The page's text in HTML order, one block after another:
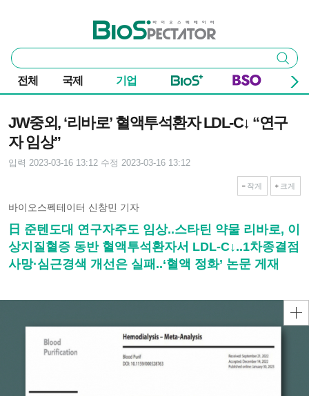
바이오스펙테이터
통
합
검
색
검색
전체 국제 기업
JW중외, ‘리바로’ 혈액투석환자 LDL-C↓ “연구
자 임상”
입력 2023-03-16 13:12 수정 2023-03-16 13:12
작게 크게
바이오스펙테이터 신창민 기자
日 준텐도대 연구자주도 임상..스타틴 약물 리바로, 이
상지질혈증 동반 혈액투석환자서 LDL-C↓..1차종결점
사망·심근경색 개선은 실패..‘혈액 정화’ 논문 게재